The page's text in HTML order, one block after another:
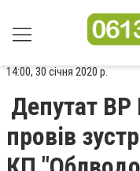
14:00, 30 січня 2020 р.
Депутат
провів